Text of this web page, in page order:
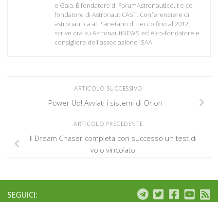
e Gaia. È fondatore di ForumAstronautico.it e co-
fondatore di AstronautiCAST. Conferenziere di
astronautica al Planetario di Lecco fino al 2012,
scrive ora su AstronautiNEWS ed è co-fondatore e
consigliere dell'associazione ISAA.
ARTICOLO SUCCESSIVO
Power Up! Avviati i sistemi di Orion
ARTICOLO PRECEDENTE
Il Dream Chaser completa con successo un test di
volo vincolato
SEGUICI: